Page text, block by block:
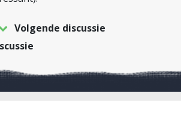
Volgende discussie